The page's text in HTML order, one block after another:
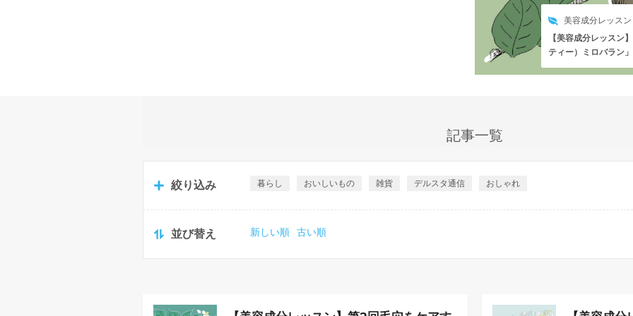
美容成分レッスン
【美容成分レッス
ティー）ミロバラン」
記事一覧
絞り込み 暮らし おいしいもの 雑貨 デルスタ通信 おしゃれ
並び替え 新しい順 古い順